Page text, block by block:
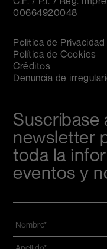
00664920048
Política de Privacidad
Política de Cookies
Créditos
Denuncia de
Suscríbase
newsletter
toda la
eventos y
Nombre
Apellido